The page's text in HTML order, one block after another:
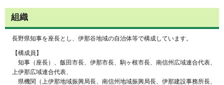
組織
長野県知事を座長とし、伊那谷地域の自治体等で構成しています。
【構成員】
知事（座長）、飯田市長、伊那市長、駒ヶ根市長、南信州広域連合代表、
上伊那広域連合代表、
県機関（上伊那地域振興局長、南信州地域振興局長、伊那建設事務所長、